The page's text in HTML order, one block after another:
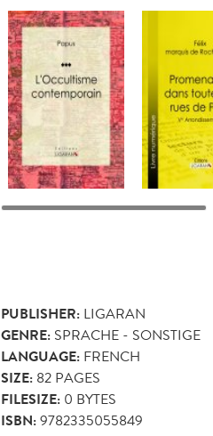
PUBLISHER: LIGARAN
GENRE: SPRACHE - SONSTIGE
LANGUAGE: FRENCH
SIZE: 82 PAGES
FILESIZE: 0 BYTES
ISBN:9782335055849